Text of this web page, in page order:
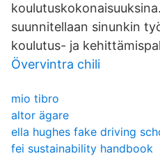
suunnitellaan sinunkin
koulutus- ja
Övervintra chili
mio tibro
altor ägare
ella hughes fake driving
fei sustainability handbook